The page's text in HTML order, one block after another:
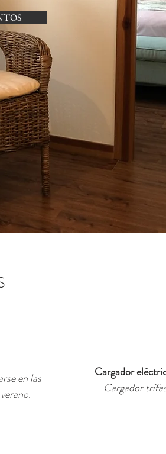
en las
Cargador
Cargador